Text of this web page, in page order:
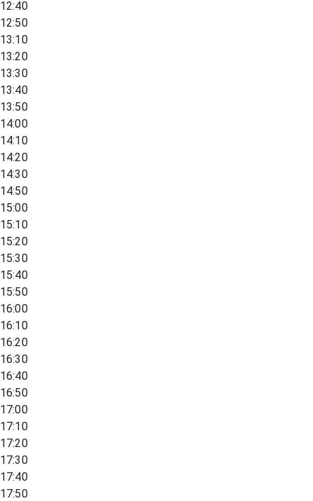
12:40
12:50
13:10
13:20
13:30
13:40
13:50
14:00
14:10
14:20
14:30
14:50
15:00
15:10
15:20
15:30
15:40
15:50
16:00
16:10
16:20
16:30
16:40
16:50
17:00
17:10
17:20
17:30
17:40
17:50